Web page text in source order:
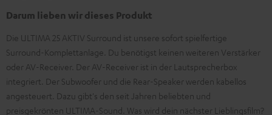
Darum lieben wir dieses Produkt
Die ULTIMA 25 AKTIV Surround ist unsere sofort spielfertige
Surround-Komplettanlage. Du benötigst keinen weiteren Verstärker
oder AV-Receiver. Der AV-Receiver ist in der Lautsprecherbox
integriert. Der Subwoofer und die Rear-Speaker werden kabellos
angesteuert. Dazu gibt's den seit Jahren beliebten und
preisgekrönten ULTIMA-Sound. Was wird dein nächster Lieblingsfilm?